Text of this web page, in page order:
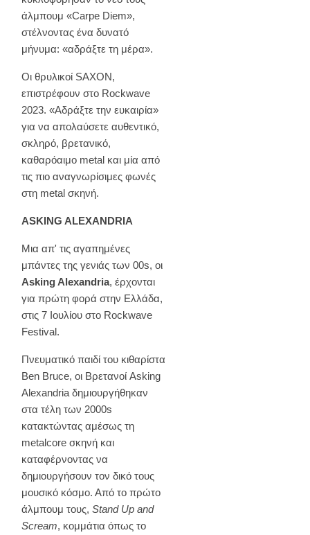
άλμπουμ «Carpe Diem»,
στέλνοντας ένα δυνατό
μήνυμα: «αδράξτε τη μέρα».
Οι θρυλικοί SAXON,
επιστρέφουν στο Rockwave
2023. «Αδράξτε την ευκαιρία»
για να απολαύσετε αυθεντικό,
σκληρό, βρετανικό,
καθαρόαιμο metal και μία από
τις πιο αναγνωρίσιμες φωνές
στη metal σκηνή.
ASKING ALEXANDRIA
Μια απ' τις αγαπημένες
μπάντες της γενιάς των 00s, οι
Asking Alexandria, έρχονται
για πρώτη φορά στην Ελλάδα,
στις 7 Ιουλίου στο Rockwave
Festival.
Πνευματικό παιδί του κιθαρίστα
Ben Bruce, οι Βρετανοί Asking
Alexandria δημιουργήθηκαν
στα τέλη των 2000s
κατακτώντας αμέσως τη
metalcore σκηνή και
καταφέρνοντας να
δημιουργήσουν τον δικό τους
μουσικό κόσμο. Από το πρώτο
άλμπουμ τους, Stand Up and
Scream, κομμάτια όπως το